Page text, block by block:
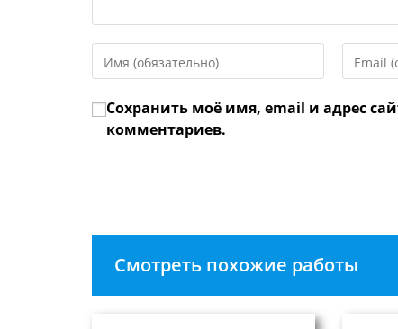
свое
или
имя
свой
адрес,
Сохранить моё имя, email и адрес
комментариев.
Смотреть похожие работы